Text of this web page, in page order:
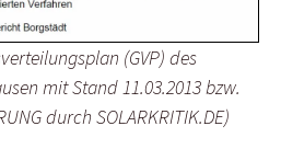
(GVP) des
mit Stand 11.03.2013 bzw.
durch SOLARKRITIK.DE)